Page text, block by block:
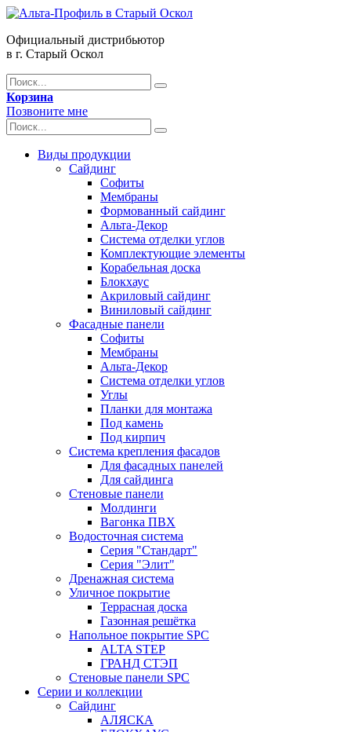
Официальный дистрибьютор
в г. Старый Оскол
Корзина
Позвоните мне
Виды продукции
Сайдинг
Софиты
Мембраны
Формованный сайдинг
Альта-Декор
Система отделки углов
Комплектующие элементы
Корабельная доска
Блокхаус
Акриловый сайдинг
Виниловый сайдинг
Фасадные панели
Софиты
Мембраны
Альта-Декор
Система отделки углов
Углы
Планки для монтажа
Под камень
Под кирпич
Система крепления фасадов
Для фасадных панелей
Для сайдинга
Стеновые панели
Молдинги
Вагонка ПВХ
Водосточная система
Серия "Стандарт"
Серия "Элит"
Дренажная система
Уличное покрытие
Террасная доска
Газонная решётка
Напольное покрытие SPC
ALTA STEP
ГРАНД СТЭП
Стеновые панели SPC
Серии и коллекции
Сайдинг
АЛЯСКА